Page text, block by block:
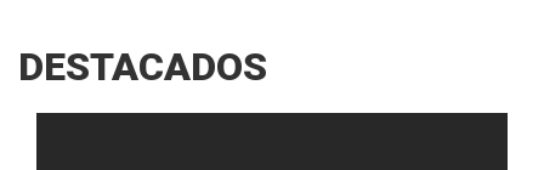
DESTACADOS